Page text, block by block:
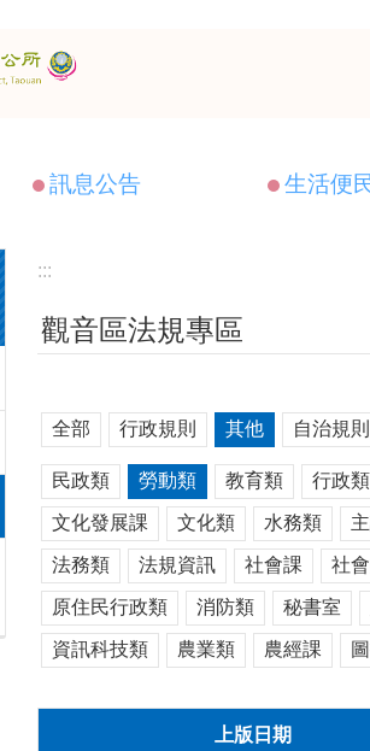
訊息公告 生活便
:::
觀音區法規專區
全部 行政規則 其他 自治規則
民政類 勞動類 教育類 行政類
文化發展課 文化類 水務類
法務類 法規資訊 社會課 社
原住民行政類 消防類 秘書室
資訊科技類 農業類 農經課
上版日期